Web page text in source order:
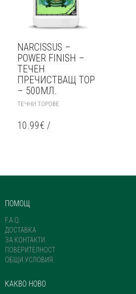
NARCISSUS –
POWER FINISH –
ТЕЧЕН
ПРЕЧИСТВАЩ ТОР
– 500МЛ.
ТЕЧНИ ТОРОВЕ
10.99€ /
ПОМОЩ
F.A.Q.
ДОСТАВКА
ЗА КОНТАКТИ
ПОВЕРИТЕЛНОСТ
ОБЩИ УСЛОВИЯ
КАКВО НОВО